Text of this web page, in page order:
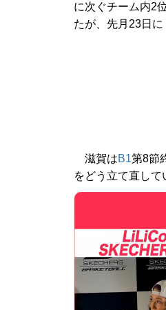
に次ぐチーム内2
たが、先月23日
滋賀はB1第8節
をどう立て直して